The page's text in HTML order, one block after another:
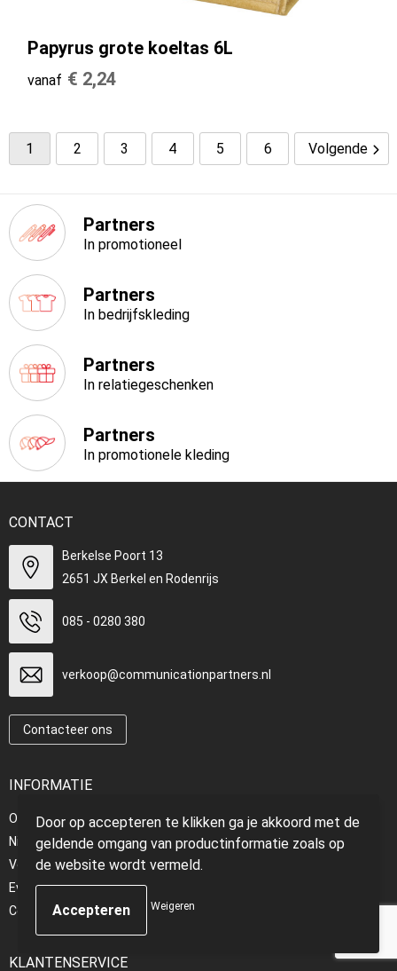
Papyrus grote koeltas 6L
vanaf € 2,24
1 2 3 4 5 6 Volgende
Partners
In promotioneel
Partners
In bedrijfskleding
Partners
In relatiegeschenken
Partners
In promotionele kleding
CONTACT
Berkelse Poort 13
2651 JX Berkel en Rodenrijs
085 - 0280 380
verkoop@communicationpartners.nl
Contacteer ons
INFORMATIE
Over ons
Nieuwsbrief
Veelgestelde vragen
EventShop
Communicationpartners.nl
KLANTENSERVICE
Door op accepteren te klikken ga je akkoord met de
geldende omgang van productinformatie zoals op
de website wordt vermeld.
Weigeren